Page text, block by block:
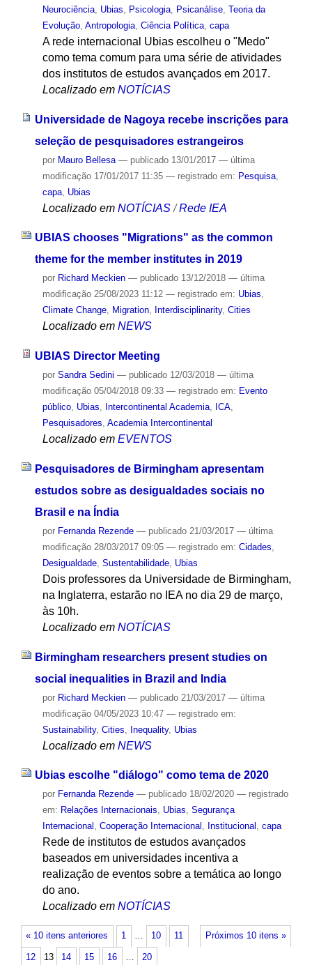
Neurociência, Ubias, Psicologia, Psicanálise, Teoria da
Evolução, Antropologia, Ciência Política, capa
A rede internacional Ubias escolheu o "Medo"
como tema comum para uma série de atividades
dos institutos de estudos avançados em 2017.
Localizado em NOTÍCIAS
Universidade de Nagoya recebe inscrições para
seleção de pesquisadores estrangeiros
por Mauro Bellesa — publicado13/01/2017 — última
modificação17/01/2017 11:35 — registrado em: Pesquisa,
capa, Ubias
Localizado em NOTÍCIAS /Rede IEA
UBIAS chooses "Migrations" as the common
theme for the member institutes in 2019
por Richard Meckien — publicado13/12/2018 — última
modificação25/08/2023 11:12 — registrado em: Ubias,
Climate Change, Migration, Interdisciplinarity, Cities
Localizado em NEWS
UBIAS Director Meeting
por Sandra Sedini — publicado12/03/2018 — última
modificação05/04/2018 09:33 — registrado em: Evento
público, Ubias, Intercontinental Academia, ICA,
Pesquisadores, Academia Intercontinental
Localizado em EVENTOS
Pesquisadores de Birmingham apresentam
estudos sobre as desigualdades sociais no
Brasil e na Índia
por Fernanda Rezende — publicado21/03/2017 — última
modificação28/03/2017 09:05 — registrado em: Cidades
Desigualdade, Sustentabilidade, Ubias
Dois professores da Universidade de Birmingham,
na Inglaterra, estarão no IEA no dia 29 de março,
às 10h.
Localizado em NOTÍCIAS
Birmingham researchers present studies on
social inequalities in Brazil and India
por Richard Meckien — publicado21/03/2017 — última
modificação04/05/2023 10:47 — registrado em:
Sustainability, Cities Inequality, Ubias
Localizado em NEWS
Ubias escolhe "diálogo" como tema de 2020
por Fernanda Rezende — publicado18/02/2020 — registrado
em: Relações Internacionais, Ubias, Segurança
Internacional , Cooperação Internacional , Institucional , capa
Rede de institutos de estudos avançados
baseados em universidades incentiva a
realização de eventos sobre a temática ao longo
do ano.
Localizado em NOTÍCIAS
« 10 itens anteriores Próximos 10 itens »
1 … 10 11
12 13 14 15 16 … 20